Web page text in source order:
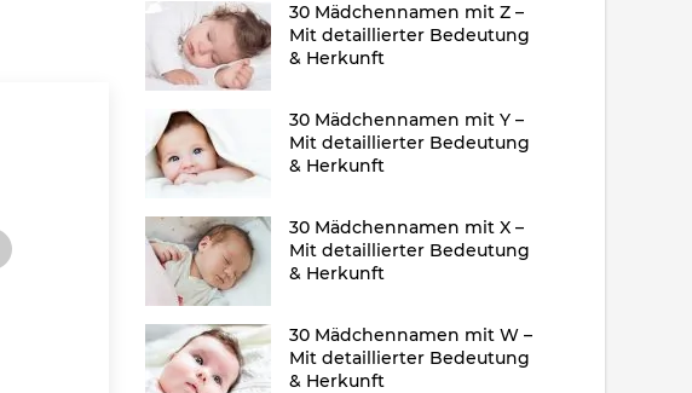
30 Mädchennamen mit Z –
Mit detaillierter Bedeutung
& Herkunft
30 Mädchennamen mit Y –
Mit detaillierter Bedeutung
& Herkunft
30 Mädchennamen mit X –
Mit detaillierter Bedeutung
& Herkunft
30 Mädchennamen mit W –
Mit detaillierter Bedeutung
& Herkunft